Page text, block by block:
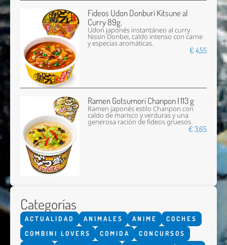
Fideos Udon Donburi Kitsune al
Curry 89g.
Udon japonés instantáneo al curry
Nissin Donbei, caldo intenso con carne
y especias aromáticas.
€ 4,55
Ramen Gotsumori Chanpon | 113 g
Ramen japonés estilo Chanpon con
caldo de marisco y verduras y una
generosa ración de fideos gruesos.
€ 3,65
Categorías
ACTUALIDAD ANIMALES ANIME
COCHES
COMBINI LOVERS
COMIDA
CONCURSOS